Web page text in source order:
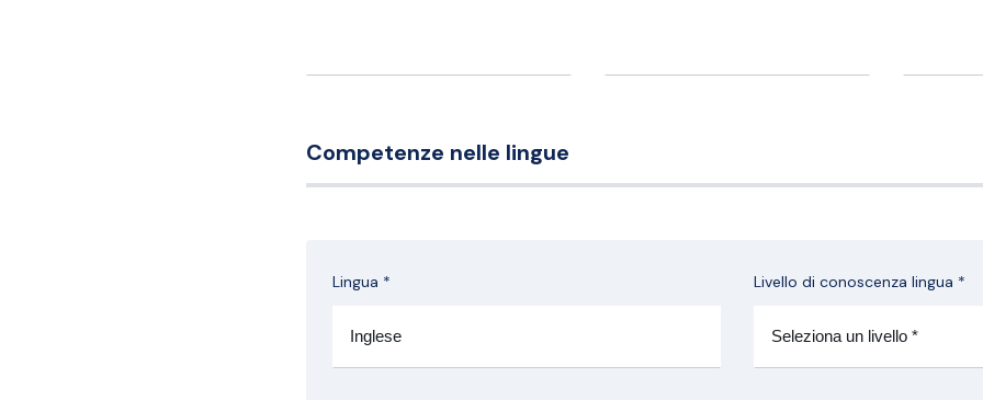
Competenze nelle lingue
Lingua * Livello di conoscenza lingua *